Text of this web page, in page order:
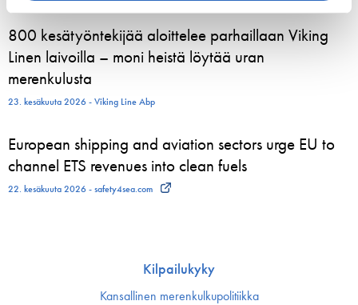
800 kesätyöntekijää aloittelee parhaillaan Viking
Linen laivoilla – moni heistä löytää uran
merenkulusta
23. kesäkuuta 2026 - Viking Line Abp
European shipping and aviation sectors urge EU to
channel ETS revenues into clean fuels
22. kesäkuuta 2026 - safety4sea.com
Kilpailukyky
Kansallinen merenkulku­politiikka